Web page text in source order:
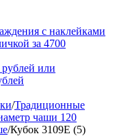
с наклейками
за 4700
или
/Традиционные
чаши 120
/Кубок 3109E (5)